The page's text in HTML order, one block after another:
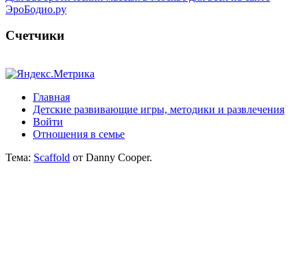
ЭроБодио.ру
Счетчики
Главная
Детские развивающие игры, методики и развлечения
Войти
Отношения в семье
Тема: Scaffold от Danny Cooper.